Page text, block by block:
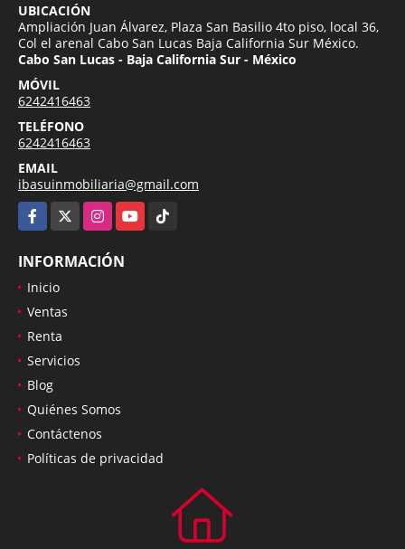
UBICACIÓN
Ampliación Juan Álvarez, Plaza San Basilio 4to piso, local 36,
Col el arenal Cabo San Lucas Baja California Sur México.
Cabo San Lucas - Baja California Sur - México
MÓVIL
6242416463
TELÉFONO
6242416463
EMAIL
ibasuinmobiliaria@gmail.com
Facebook
InstagramYouTubeTikTok
INFORMACIÓN
Inicio
Ventas
Renta
Servicios
Blog
Quiénes Somos
Contáctenos
Políticas de privacidad